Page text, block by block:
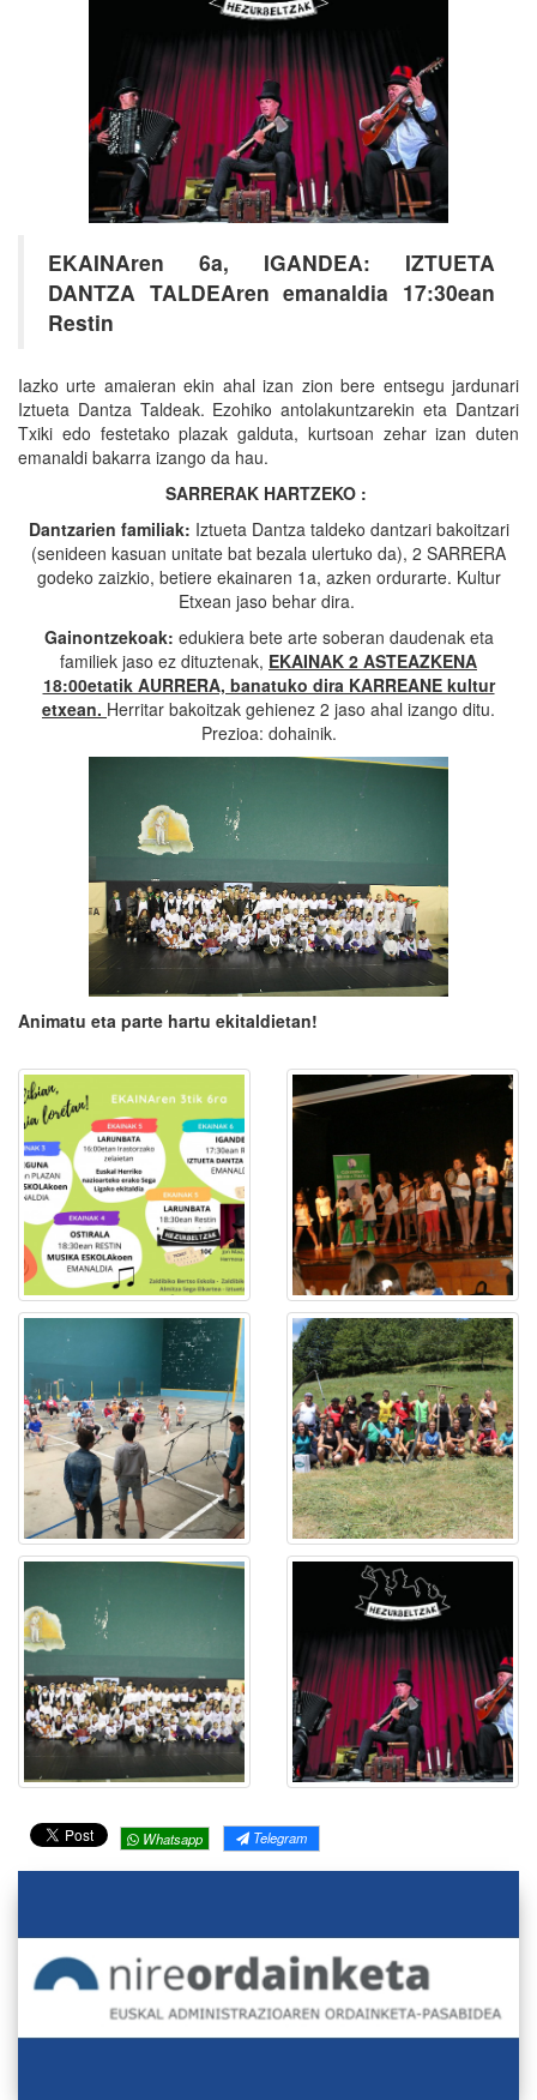
EKAINAren 6a, IGANDEA: IZTUETA
DANTZA TALDEAren emanaldia 17:30ean
Restin
Iazko urte amaieran ekin ahal izan zion bere entsegu jardunari
Iztueta Dantza Taldeak. Ezohiko antolakuntzarekin eta Dantzari
Txiki edo festetako plazak galduta, kurtsoan zehar izan duten
emanaldi bakarra izango da hau.
SARRERAK HARTZEKO :
Dantzarien familiak: Iztueta Dantza taldeko dantzari bakoitzari
(senideen kasuan unitate bat bezala ulertuko da), 2 SARRERA
godeko zaizkio, betiere ekainaren 1a, azken ordurarte. Kultur
Etxean jaso behar dira.
Gainontzekoak: edukiera bete arte soberan daudenak eta
familiek jaso ez dituztenak, EKAINAK 2 ASTEAZKENA
18:00etatik AURRERA, banatuko dira KARREANE kultur
etxean. Herritar bakoitzak gehienez 2 jaso ahal izango ditu.
Prezioa: dohainik.
Animatu eta parte hartu ekitaldietan!
Whatsapp Telegram